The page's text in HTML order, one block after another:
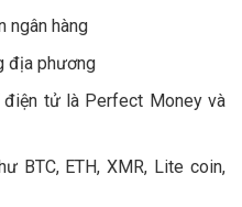
ngân hàng
địa phương
điện tử là Perfect Money và
BTC, ETH, XMR, Lite coin,